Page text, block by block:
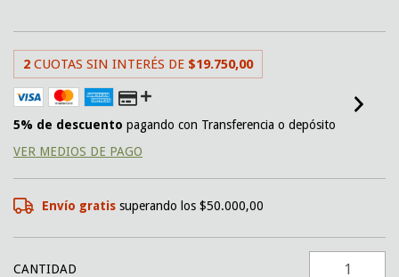
2 CUOTAS SIN INTERÉS DE $19.750,00
5% de descuento pagando con Transferencia o depósito
VER MEDIOS DE PAGO
Envío gratis superando los$50.000,00
CANTIDAD